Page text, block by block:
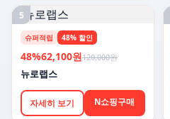
5
슈퍼적립 48% 할인
48%62,100원120,000원
뉴로랩스
자세히 보기 N쇼핑구매